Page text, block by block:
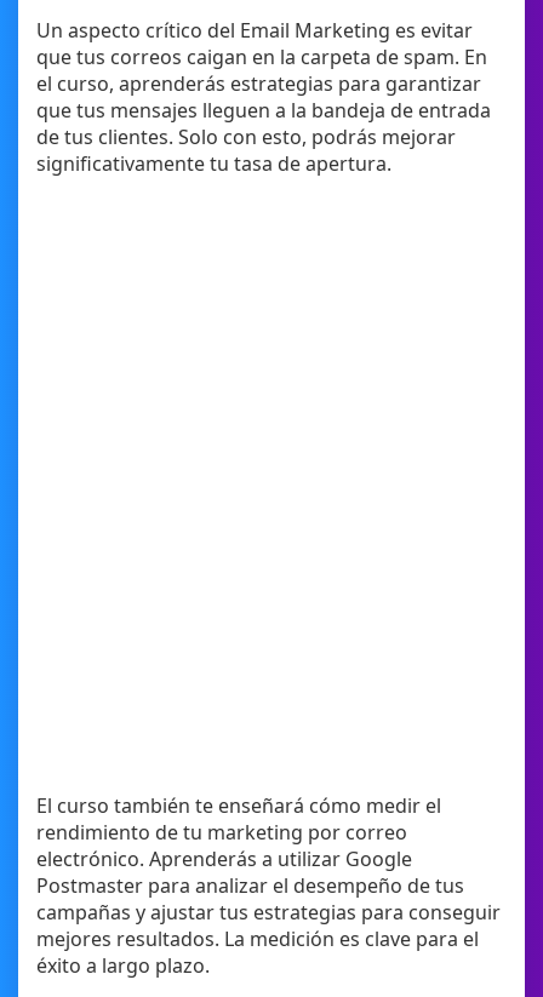
Un aspecto crítico del Email Marketing es evitar
que tus correos caigan en la carpeta de spam. En
el curso, aprenderás estrategias para garantizar
que tus mensajes lleguen a la bandeja de entrada
de tus clientes. Solo con esto, podrás mejorar
significativamente tu tasa de apertura.
El curso también te enseñará cómo medir el
rendimiento de tu marketing por correo
electrónico. Aprenderás a utilizar Google
Postmaster para analizar el desempeño de tus
campañas y ajustar tus estrategias para conseguir
mejores resultados. La medición es clave para el
éxito a largo plazo.